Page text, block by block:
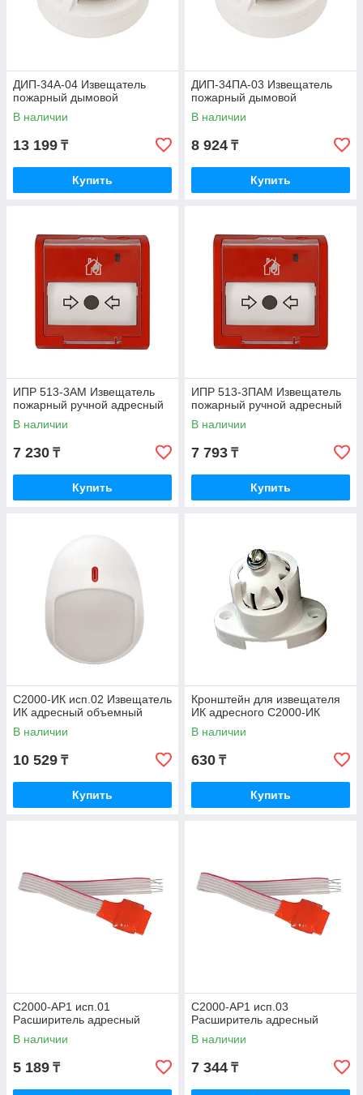
ДИП-34А-04 Извещатель
пожарный дымовой
В наличии
13 199 ₸
Купить
ДИП-34ПА-03 Извещатель
пожарный дымовой
В наличии
8 924 ₸
Купить
ИПР 513-3АМ Извещатель
пожарный ручной адресный
В наличии
7 230 ₸
Купить
ИПР 513-3ПАМ Извещатель
пожарный ручной адресный
В наличии
7 793 ₸
Купить
С2000-ИК исп.02 Извещатель
ИК адресный объемный
В наличии
10 529 ₸
Купить
Кронштейн для извещателя
ИК адресного С2000-ИК
В наличии
630 ₸
Купить
С2000-АР1 исп.01
Расширитель адресный
В наличии
5 189 ₸
С2000-АР1 исп.03
Расширитель адресный
В наличии
7 344 ₸